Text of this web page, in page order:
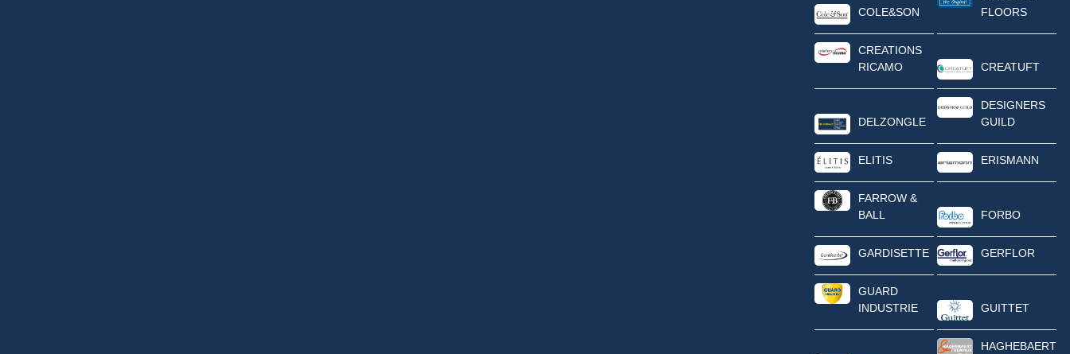
COLE&SON
FLOORS
CREATIONS
RICAMO
CREATUFT
DELZONGLE
DESIGNERS
GUILD
ELITIS ERISMANN
FARROW &
BALL
FORBO
GARDISETTE GERFLOR
GUARD
INDUSTRIE
GUITTET
HAGHEBAERT